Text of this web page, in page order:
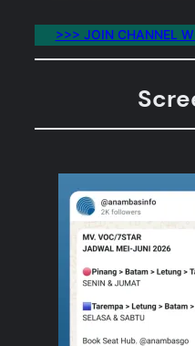
>>> JOIN CHANNEL